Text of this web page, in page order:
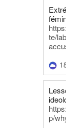
te/
p/